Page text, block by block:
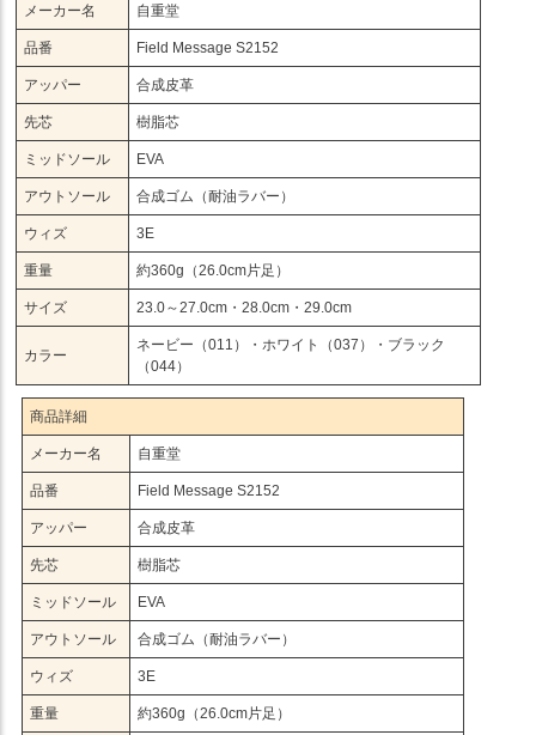
メーカー名 自重堂
品番 Field Message S2152
アッパー 合成皮革
先芯 樹脂芯
ミッドソール EVA
アウトソール 合成ゴム（耐油ラバー）
ウィズ 3E
重量 約360g（26.0cm片足）
サイズ 23.0～27.0cm・28.0cm・29.0cm
カラー
ネービー（011）・ホワイト（037）・ブラック
（044）
商品詳細
メーカー名 自重堂
品番 Field Message S2152
アッパー 合成皮革
先芯 樹脂芯
ミッドソール EVA
アウトソール 合成ゴム（耐油ラバー）
ウィズ 3E
重量 約360g（26.0cm片足）